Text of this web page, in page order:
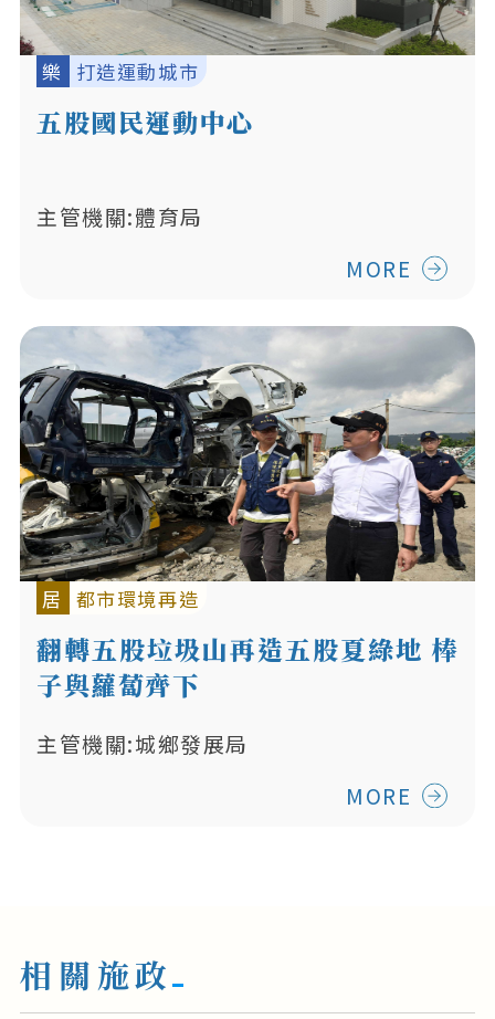
樂 打造運動城市
五股國民運動中心
主管機關:體育局
MORE
居 都市環境再造
翻轉五股垃圾山再造五股夏綠地 棒
子與蘿蔔齊下
主管機關:城鄉發展局
MORE
相關施政